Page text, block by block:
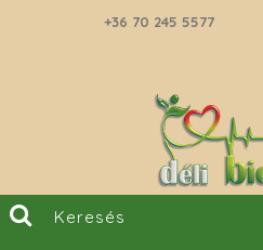
+36 70 245 5577